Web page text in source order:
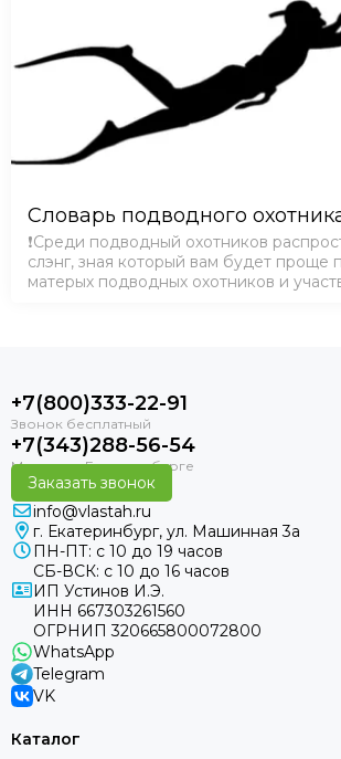
Словарь подводного
❗Среди подводный охотников
слэнг, зная который вам будет проще
матерых подводных охотников и
+7(800)333-22-91
+7(343)288-56-54
Заказать звонок
info@vlastah.ru
г. Екатеринбург, ул. Машинная 3а
ПН-ПТ: с 10 до 19 часов
СБ-ВСК: с 10 до 16 часов
ИП Устинов И.Э.
ИНН 667303261560
ОГРНИП 320665800072800
WhatsApp
Telegram
VK
Каталог